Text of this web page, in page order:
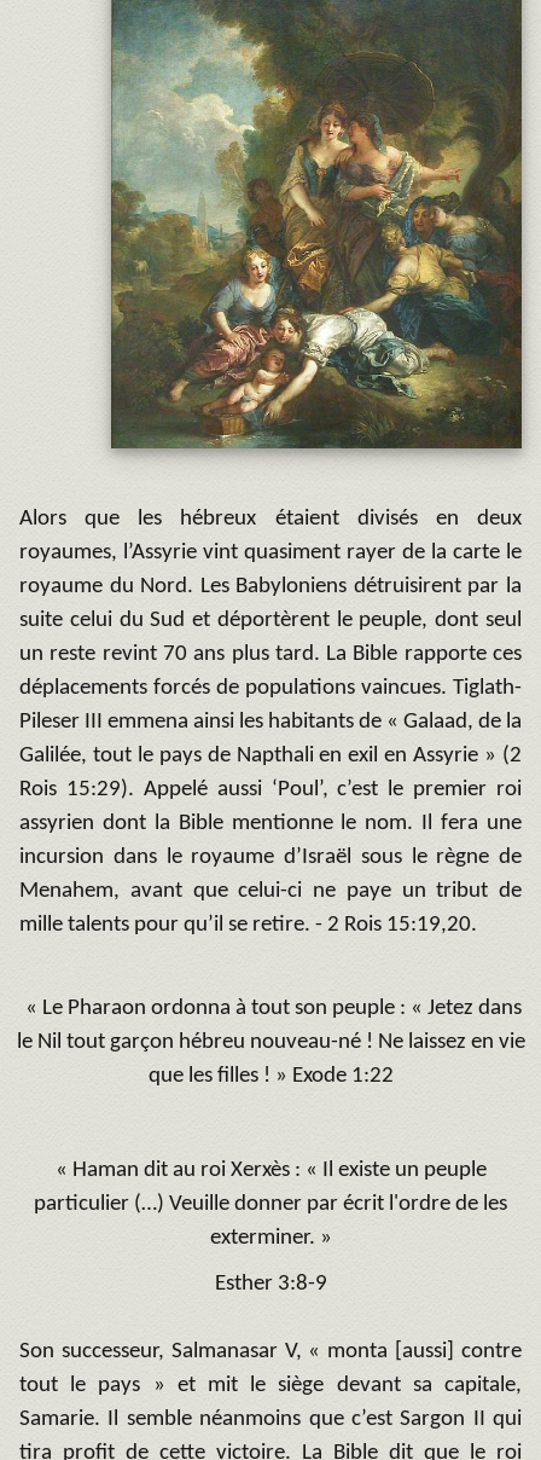
Alors que les hébreux étaient divisés en deux
royaumes, l’Assyrie vint quasiment rayer de la carte le
royaume du Nord. Les Babyloniens détruisirent par la
suite celui du Sud et déportèrent le peuple, dont seul
un reste revint 70 ans plus tard. La Bible rapporte ces
déplacements forcés de populations vaincues. Tiglath-
Pileser III emmena ainsi les habitants de « Galaad, de la
Galilée, tout le pays de Napthali en exil en Assyrie » (2
Rois 15:29). Appelé aussi ‘Poul’, c’est le premier roi
assyrien dont la Bible mentionne le nom. Il fera une
incursion dans le royaume d’Israël sous le règne de
Menahem, avant que celui-ci ne paye un tribut de
mille talents pour qu’il se retire. - 2 Rois 15:19,20.
« Le Pharaon ordonna à tout son peuple : « Jetez dans
le Nil tout garçon hébreu nouveau-né ! Ne laissez en vie
que les filles ! » Exode 1:22
« Haman dit au roi Xerxès : « Il existe un peuple
particulier (…) Veuille donner par écrit l'ordre de les
exterminer. »
Esther 3:8-9
Son successeur, Salmanasar V, « monta [aussi] contre
tout le pays » et mit le siège devant sa capitale,
Samarie. Il semble néanmoins que c’est Sargon II qui
tira profit de cette victoire. La Bible dit que le roi